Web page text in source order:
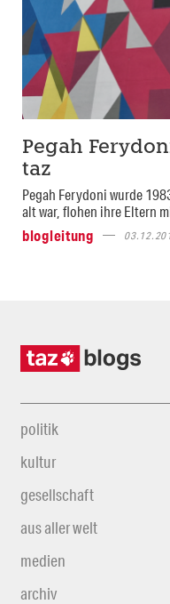
Pegah
taz
Pegah Ferydoni wurde
alt war, flohen ihre Eltern
blogleitung
politik
kultur
gesellschaft
aus aller welt
medien
archiv